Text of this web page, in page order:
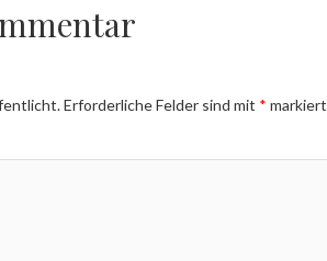
Erforderliche Felder sind mit * markiert